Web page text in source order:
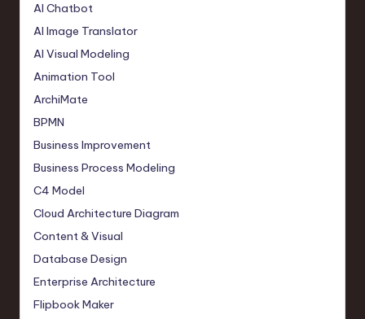
AI Chatbot
AI Image Translator
AI Visual Modeling
Animation Tool
ArchiMate
BPMN
Business Improvement
Business Process Modeling
C4 Model
Cloud Architecture Diagram
Content & Visual
Database Design
Enterprise Architecture
Flipbook Maker